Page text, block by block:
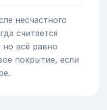
несчастного
считается
но всё равно
покрытие, если